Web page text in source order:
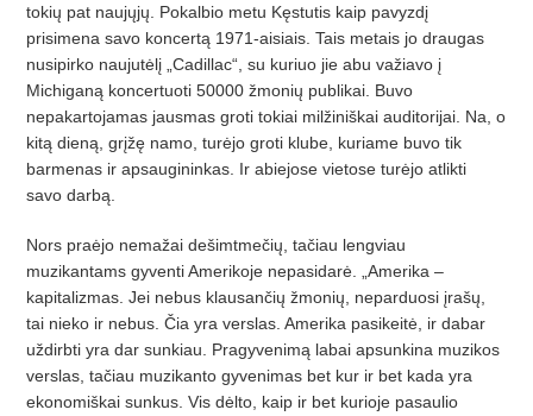
tokių pat naujųjų. Pokalbio metu Kęstutis kaip pavyzdį
prisimena savo koncertą 1971-aisiais. Tais metais jo draugas
nusipirko naujutėlį „Cadillac“, su kuriuo jie abu važiavo į
Michiganą koncertuoti 50000 žmonių publikai. Buvo
nepakartojamas jausmas groti tokiai milžiniškai auditorijai. Na, o
kitą dieną, grįžę namo, turėjo groti klube, kuriame buvo tik
barmenas ir apsaugininkas. Ir abiejose vietose turėjo atlikti
savo darbą.
Nors praėjo nemažai dešimtmečių, tačiau lengviau
muzikantams gyventi Amerikoje nepasidarė. „Amerika –
kapitalizmas. Jei nebus klausančių žmonių, neparduosi įrašų,
tai nieko ir nebus. Čia yra verslas. Amerika pasikeitė, ir dabar
uždirbti yra dar sunkiau. Pragyvenimą labai apsunkina muzikos
verslas, tačiau muzikanto gyvenimas bet kur ir bet kada yra
ekonomiškai sunkus. Vis dėlto, kaip ir bet kurioje pasaulio